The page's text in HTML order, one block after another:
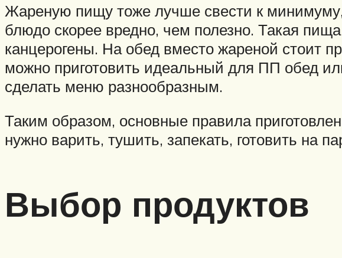
Жареную пищу тоже лучше свести к
блюдо скорее вредно, чем полезно. Такая
канцерогены. На обед вместо жареной стоит
можно приготовить идеальный для ПП обед
сделать меню разнообразным.
Таким образом, основные правила
нужно варить, тушить, запекать, готовить на
Выбор продуктов